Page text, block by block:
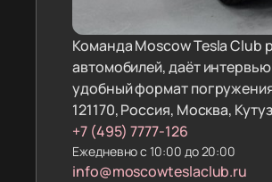
Команда Moscow Tesla Club
автомобилей, даёт
удобный формат
121170, Россия, Москва,
+7 (495) 7777-126
Ежедневно с 10:00 до 20:00
info@moscowteslaclub.ru